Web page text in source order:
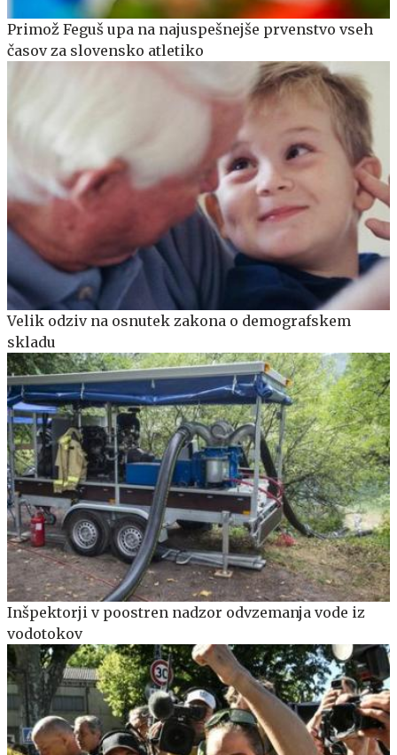
Primož Feguš upa na najuspešnejše prvenstvo vseh
časov za slovensko atletiko
Velik odziv na osnutek zakona o demografskem
skladu
Inšpektorji v poostren nadzor odvzemanja vode iz
vodotokov